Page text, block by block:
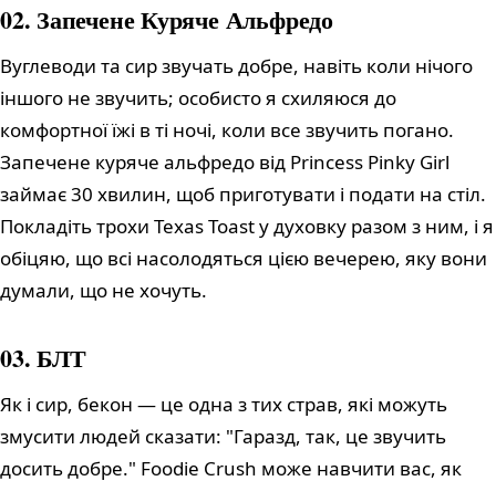
02. Запечене Куряче Альфредо
Вуглеводи та сир звучать добре, навіть коли нічого
іншого не звучить; особисто я схиляюся до
комфортної їжі в ті ночі, коли все звучить погано.
Запечене куряче альфредо від Princess Pinky Girl
займає 30 хвилин, щоб приготувати і подати на стіл.
Покладіть трохи Texas Toast у духовку разом з ним, і я
обіцяю, що всі насолодяться цією вечерею, яку вони
думали, що не хочуть.
03. БЛТ
Як і сир, бекон — це одна з тих страв, які можуть
змусити людей сказати: "Гаразд, так, це звучить
досить добре." Foodie Crush може навчити вас, як